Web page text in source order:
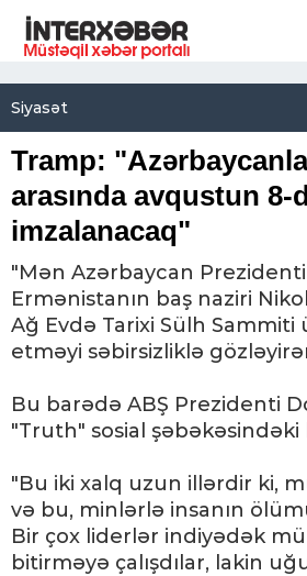
Siyasət
Tramp:
arasında avqustun 8-
imzalanacaq"
"Mən Azərbaycan
Ermənistanın baş naziri
Ağ Evdə Tarixi Sülh Sammiti
etməyi səbirsizliklə
Bu barədə ABŞ Prezidenti
"Truth" sosial şəbəkəsindəki
"Bu iki xalq uzun illərdir ki,
və bu, minlərlə insanın
Bir çox liderlər indiyədək
bitirməyə çalışdılar, lakin